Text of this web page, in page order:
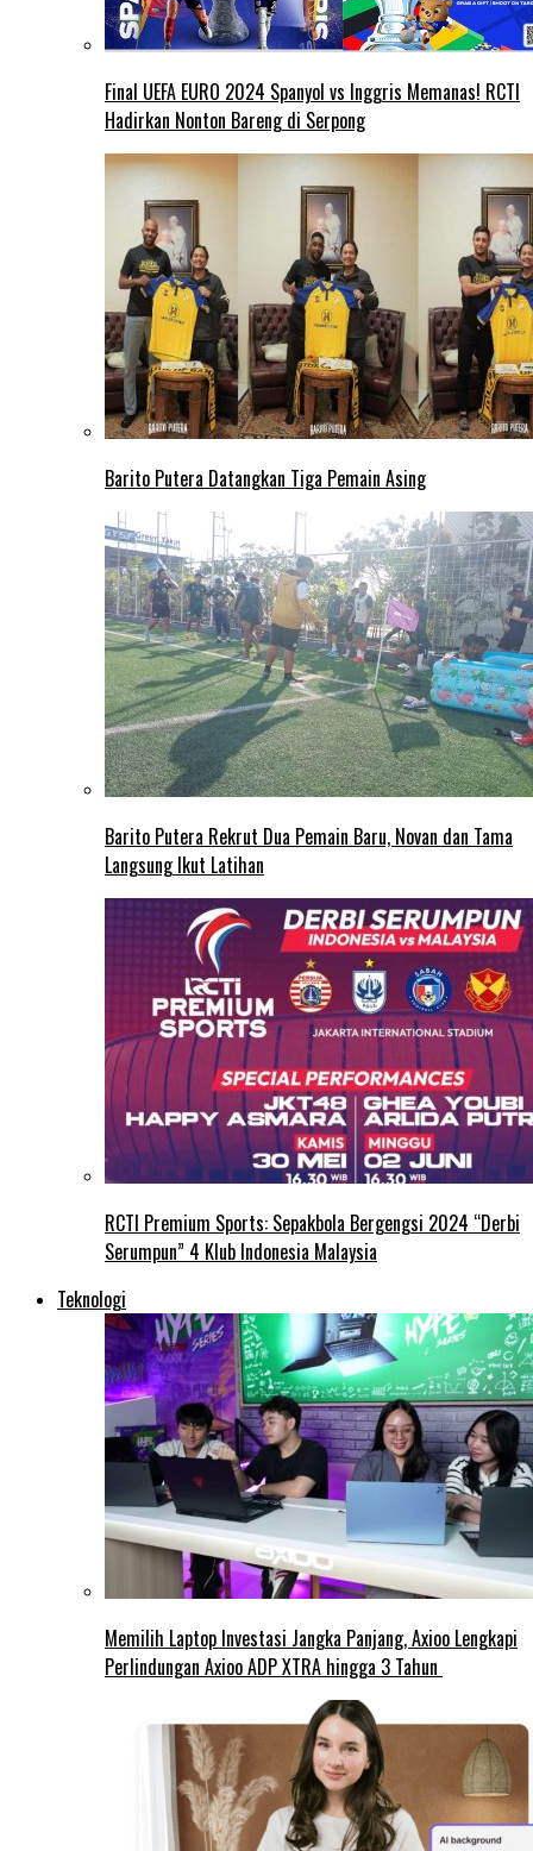
Final UEFA EURO 2024 Spanyol vs Inggris Memanas! RCTI
Hadirkan Nonton Bareng di Serpong
Barito Putera Datangkan Tiga Pemain Asing
Barito Putera Rekrut Dua Pemain Baru, Novan dan Tama
Langsung Ikut Latihan
RCTI Premium Sports: Sepakbola Bergengsi 2024 “Derbi
Serumpun” 4 Klub Indonesia Malaysia
Teknologi
Memilih Laptop Investasi Jangka Panjang, Axioo Lengkapi
Perlindungan Axioo ADP XTRA hingga 3 Tahun